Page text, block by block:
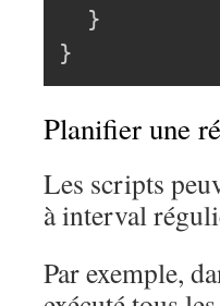
}
}
Planifier une
Les scripts
à interval
Par exemple,